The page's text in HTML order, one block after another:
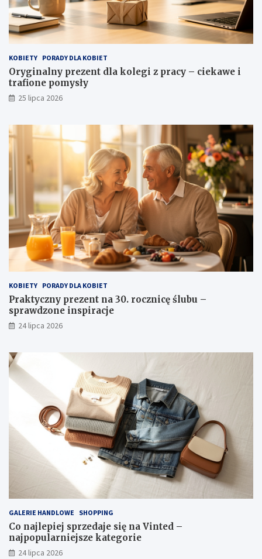
KOBIETY PORADY DLA KOBIET
Oryginalny prezent dla kolegi z pracy – ciekawe i
trafione pomysły
25 lipca 2026
KOBIETY PORADY DLA KOBIET
Praktyczny prezent na 30. rocznicę ślubu –
sprawdzone inspiracje
24 lipca 2026
GALERIE HANDLOWE SHOPPING
Co najlepiej sprzedaje się na Vinted –
najpopularniejsze kategorie
24 lipca 2026